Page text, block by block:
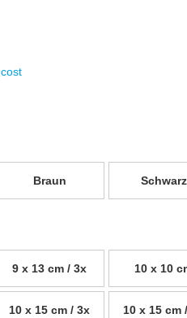
Braun Schwarz
9 x 13 cm / 3x 10 x 10
10 x 15 cm / 3x 10 x 15 cm